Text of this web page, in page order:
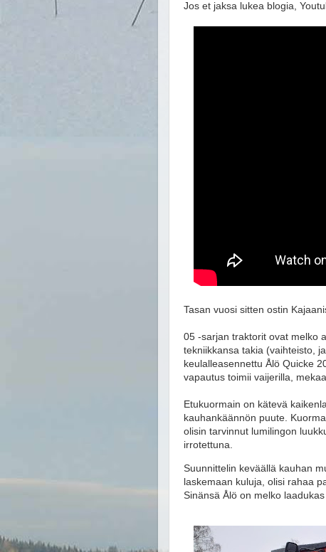
Jos et jaksa lukea blogia,
Tasan vuosi sitten ostin
05 -sarjan traktorit ovat melko
tekniikkansa takia (vaihteisto,
keulalleasennettu Ålö Quicke
vapautus toimii vaijerilla,
Etukuormain on kätevä
kauhankäännön puute.
olisin tarvinnut lumilingon
irrotettuna.
Suunnittelin keväällä kauhan
laskemaan kuluja, olisi rahaa
Sinänsä Ålö on melko